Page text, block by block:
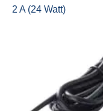
2 A (24 Watt)